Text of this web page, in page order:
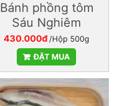
Bánh phồng tôm
Sáu Nghiêm
430.000đ/Hộp 500g
ĐẶT MUA